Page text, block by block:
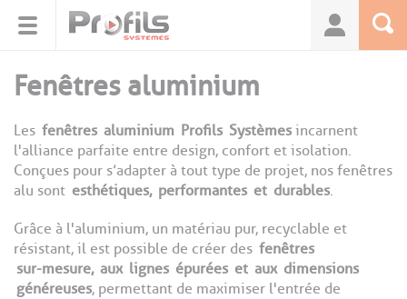
Fenêtres aluminium
Les fenêtres aluminium Profils Systèmes incarnent
l'alliance parfaite entre design, confort et isolation.
Conçues pour s’adapter à tout type de projet, nos fenêtres
alu sont esthétiques, performantes et durables.
Grâce à l'aluminium, un matériau pur, recyclable et
résistant, il est possible de créer des fenêtres
sur-mesure, aux lignes épurées et aux dimensions
généreuses, permettant de maximiser l'entrée de
Panneau de gestion des cookies